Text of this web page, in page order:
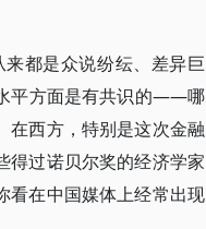
都是众说纷纭、差异巨
平方面是有共识的——哪
在西方，特别是这次金融
得过诺贝尔奖的经济学家
看在中国媒体上经常出现